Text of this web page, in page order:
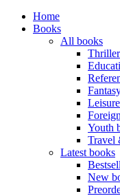
Home
Books
All books
Thriller
Youth
Travel
Latest books
New